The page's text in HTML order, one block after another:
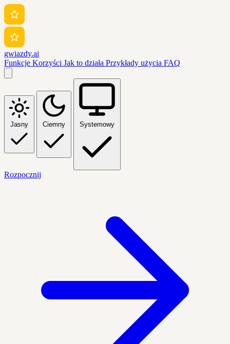
gwiazdy.ai
Funkcje Korzyści Jak to działa Przykłady użycia FAQ
Jasny Ciemny Systemowy
Rozpocznij